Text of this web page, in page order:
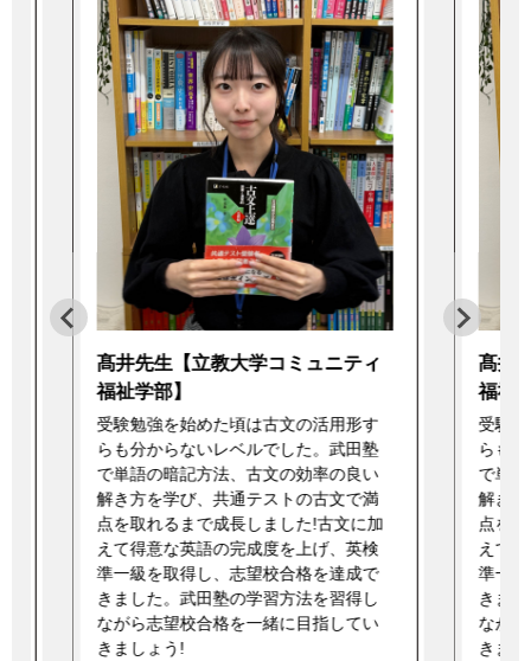
髙井先生【立教大学コミュニティ
福祉学部】
受験勉強を始めた頃は古文の活用形す
らも分からないレベルでした。武田塾
で単語の暗記方法、古文の効率の良い
解き方を学び、共通テストの古文で満
点を取れるまで成長しました!古文に加
えて得意な英語の完成度を上げ、英検
準一級を取得し、志望校合格を達成で
きました。武田塾の学習方法を習得し
ながら志望校合格を一緒に目指してい
きましょう!
髙井
福祉
受験
らも
で単
解き
点を
えて
準一
きま
なが
きま